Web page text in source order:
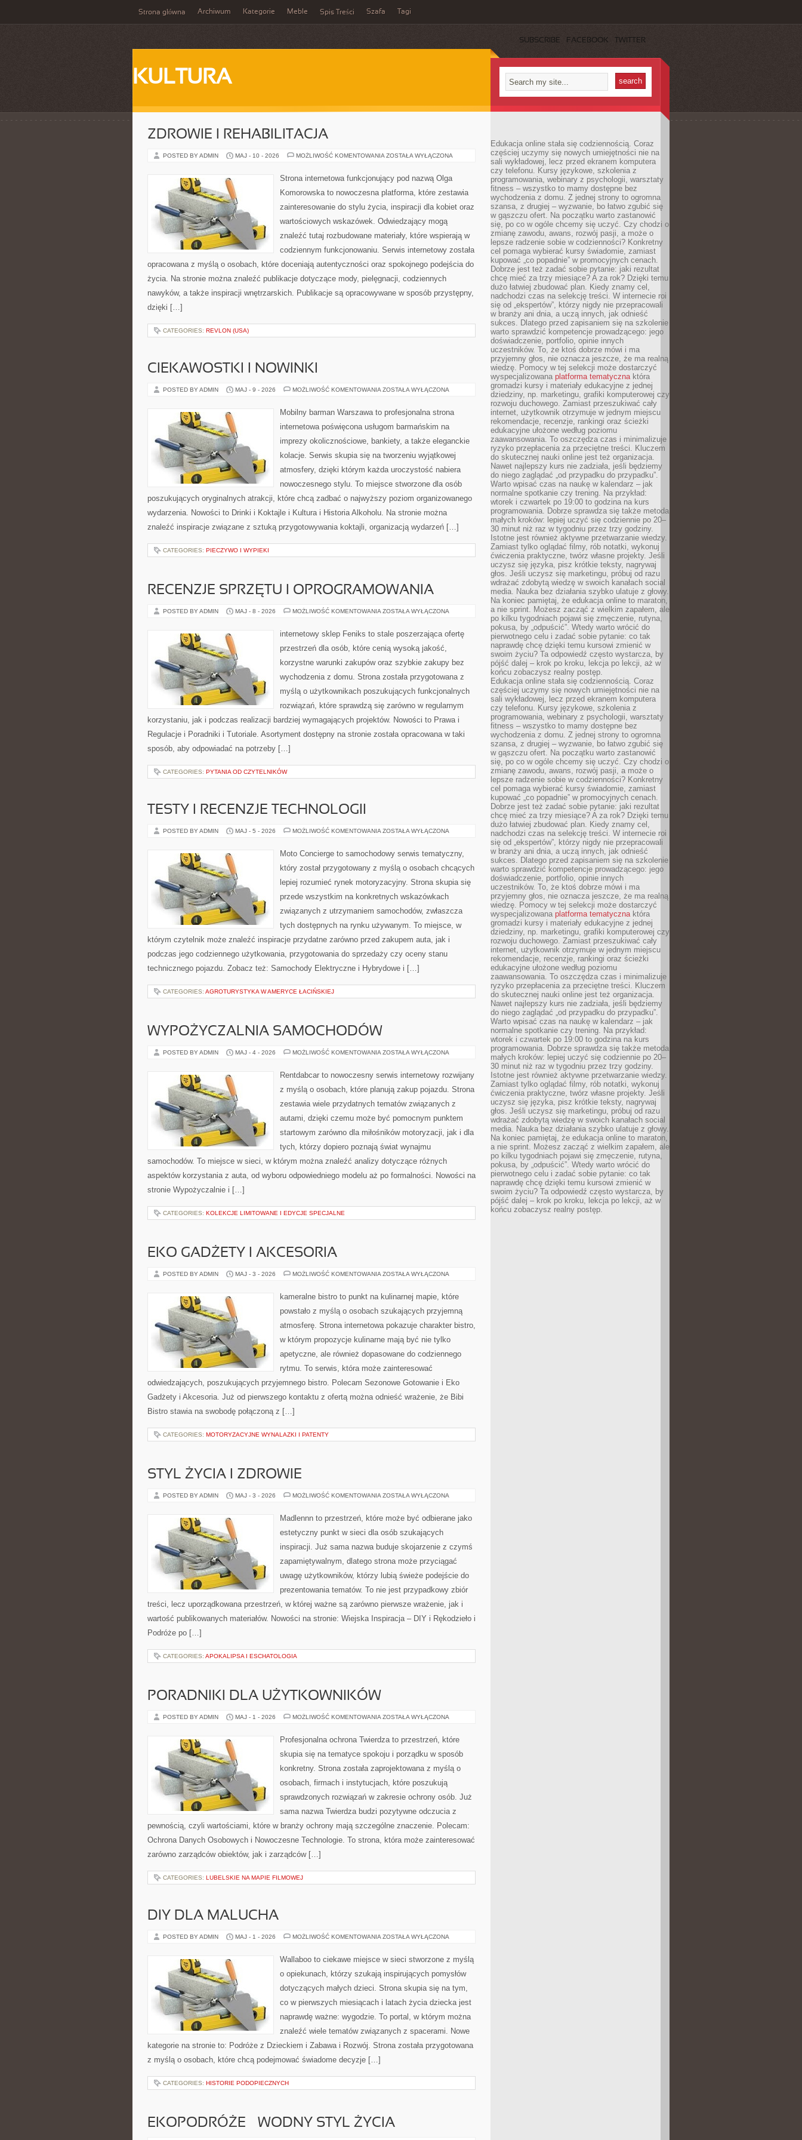
Strona główna Archiwum Kategorie Meble Spis Treści Szafa Tagi
SUBSCRIBE FACEBOOK TWITTER
KULTURA
ZDROWIE I REHABILITACJA
POSTED BY ADMIN MAJ - 10 - 2026 MOŻLIWOŚĆ KOMENTOWANIA ZDROWIE
ZOSTAŁA WYŁĄCZONA
Strona internetowa funkcjonujący pod nazwą Olga
Komorowska to nowoczesna platforma, które zestawia
zainteresowanie do stylu życia, inspiracji dla kobiet oraz
wartościowych wskazówek. Odwiedzający mogą
znaleźć tutaj rozbudowane materiały, które wspierają w
codziennym funkcjonowaniu. Serwis internetowy została
opracowana z myślą o osobach, które doceniają autentyczności oraz spokojnego podejścia do
życia. Na stronie można znaleźć publikacje dotyczące mody, pielęgnacji, codziennych
nawyków, a także inspiracji wnętrzarskich. Publikacje są opracowywane w sposób przystępny,
dzięki […]
CATEGORIES: REVLON (USA)
CIEKAWOSTKI I NOWINKI
POSTED BY ADMIN MAJ - 9 - 2026 MOŻLIWOŚĆ KOMENTOWANIA CIEKAWOSTKI
ZOSTAŁA WYŁĄCZONA
Mobilny barman Warszawa to profesjonalna strona
internetowa poświęcona usługom barmańskim na
imprezy okolicznościowe, bankiety, a także eleganckie
kolacje. Serwis skupia się na tworzeniu wyjątkowej
atmosfery, dzięki którym każda uroczystość nabiera
nowoczesnego stylu. To miejsce stworzone dla osób
poszukujących oryginalnych atrakcji, które chcą zadbać o najwyższy poziom organizowanego
wydarzenia. Nowości to Drinki i Koktajle i Kultura i Historia Alkoholu. Na stronie można
znaleźć inspiracje związane z sztuką przygotowywania koktajli, organizacją wydarzeń […]
CATEGORIES: PIECZYWO I WYPIEKI
RECENZJE SPRZĘTU I OPROGRAMOWANIA
POSTED BY ADMIN MAJ - 8 - 2026 MOŻLIWOŚĆ KOMENTOWANIA RECENZJE
OPROGRAMOWANIA
ZOSTAŁA WYŁĄCZONA
internetowy sklep Feniks to stale poszerzająca ofertę
przestrzeń dla osób, które cenią wysoką jakość,
korzystne warunki zakupów oraz szybkie zakupy bez
wychodzenia z domu. Strona została przygotowana z
myślą o użytkownikach poszukujących funkcjonalnych
rozwiązań, które sprawdzą się zarówno w regularnym
korzystaniu, jak i podczas realizacji bardziej wymagających projektów. Nowości to Prawa i
Regulacje i Poradniki i Tutoriale. Asortyment dostępny na stronie została opracowana w taki
sposób, aby odpowiadać na potrzeby […]
CATEGORIES: PYTANIA OD CZYTELNIKÓW
TESTY I RECENZJE TECHNOLOGII
POSTED BY ADMIN MAJ - 5 - 2026 MOŻLIWOŚĆ KOMENTOWANIA TESTY
TECHNOLOGII
ZOSTAŁA WYŁĄCZONA
Moto Concierge to samochodowy serwis tematyczny,
który został przygotowany z myślą o osobach chcących
lepiej rozumieć rynek motoryzacyjny. Strona skupia się
przede wszystkim na konkretnych wskazówkach
związanych z utrzymaniem samochodów, zwłaszcza
tych dostępnych na rynku używanym. To miejsce, w
którym czytelnik może znaleźć inspiracje przydatne zarówno przed zakupem auta, jak i
podczas jego codziennego użytkowania, przygotowania do sprzedaży czy oceny stanu
technicznego pojazdu. Zobacz też: Samochody Elektryczne i Hybrydowe i […]
CATEGORIES: AGROTURYSTYKA W AMERYCE ŁACIŃSKIEJ
WYPOŻYCZALNIA SAMOCHODÓW
POSTED BY ADMIN MAJ - 4 - 2026 MOŻLIWOŚĆ KOMENTOWANIA WYPOŻYCZALNIA
ZOSTAŁA WYŁĄCZONA
Rentdabcar to nowoczesny serwis internetowy rozwijany
z myślą o osobach, które planują zakup pojazdu. Strona
zestawia wiele przydatnych tematów związanych z
autami, dzięki czemu może być pomocnym punktem
startowym zarówno dla miłośników motoryzacji, jak i dla
tych, którzy dopiero poznają świat wynajmu
samochodów. To miejsce w sieci, w którym można znaleźć analizy dotyczące różnych
aspektów korzystania z auta, od wyboru odpowiedniego modelu aż po formalności. Nowości na
stronie Wypożyczalnie i […]
CATEGORIES: KOLEKCJE LIMITOWANE I EDYCJE SPECJALNE
EKO GADŻETY I AKCESORIA
POSTED BY ADMIN MAJ - 3 - 2026 MOŻLIWOŚĆ KOMENTOWANIA EKO
AKCESORIA
ZOSTAŁA WYŁĄCZONA
kameralne bistro to punkt na kulinarnej mapie, które
powstało z myślą o osobach szukających przyjemną
atmosferę. Strona internetowa pokazuje charakter bistro,
w którym propozycje kulinarne mają być nie tylko
apetyczne, ale również dopasowane do codziennego
rytmu. To serwis, która może zainteresować
odwiedzających, poszukujących przyjemnego bistro. Polecam Sezonowe Gotowanie i Eko
Gadżety i Akcesoria. Już od pierwszego kontaktu z ofertą można odnieść wrażenie, że Bibi
Bistro stawia na swobodę połączoną z […]
CATEGORIES: MOTORYZACYJNE WYNALAZKI I PATENTY
STYL ŻYCIA I ZDROWIE
POSTED BY ADMIN MAJ - 3 - 2026 MOŻLIWOŚĆ KOMENTOWANIA STYL
ZDROWIE
ZOSTAŁA WYŁĄCZONA
Madlennn to przestrzeń, które może być odbierane jako
estetyczny punkt w sieci dla osób szukających
inspiracji. Już sama nazwa buduje skojarzenie z czymś
zapamiętywalnym, dlatego strona może przyciągać
uwagę użytkowników, którzy lubią świeże podejście do
prezentowania tematów. To nie jest przypadkowy zbiór
treści, lecz uporządkowana przestrzeń, w której ważne są zarówno pierwsze wrażenie, jak i
wartość publikowanych materiałów. Nowości na stronie: Wiejska Inspiracja – DIY i Rękodzieło i
Podróże po […]
CATEGORIES: APOKALIPSA I ESCHATOLOGIA
PORADNIKI DLA UŻYTKOWNIKÓW
POSTED BY ADMIN MAJ - 1 - 2026 MOŻLIWOŚĆ KOMENTOWANIA PORADNIKI
ZOSTAŁA WYŁĄCZONA
Profesjonalna ochrona Twierdza to przestrzeń, które
skupia się na tematyce spokoju i porządku w sposób
konkretny. Strona została zaprojektowana z myślą o
osobach, firmach i instytucjach, które poszukują
sprawdzonych rozwiązań w zakresie ochrony osób. Już
sama nazwa Twierdza budzi pozytywne odczucia z
pewnością, czyli wartościami, które w branży ochrony mają szczególne znaczenie. Polecam:
Ochrona Danych Osobowych i Nowoczesne Technologie. To strona, która może zainteresować
zarówno zarządców obiektów, jak i zarządców […]
CATEGORIES: LUBELSKIE NA MAPIE FILMOWEJ
DIY DLA MALUCHA
POSTED BY ADMIN MAJ - 1 - 2026 MOŻLIWOŚĆ KOMENTOWANIA DIY
ZOSTAŁA WYŁĄCZONA
Wallaboo to ciekawe miejsce w sieci stworzone z myślą
o opiekunach, którzy szukają inspirujących pomysłów
dotyczących małych dzieci. Strona skupia się na tym,
co w pierwszych miesiącach i latach życia dziecka jest
naprawdę ważne: wygodzie. To portal, w którym można
znaleźć wiele tematów związanych z spacerami. Nowe
kategorie na stronie to: Podróże z Dzieckiem i Zabawa i Rozwój. Strona została przygotowana
z myślą o osobach, które chcą podejmować świadome decyzje […]
CATEGORIES: HISTORIE PODOPIECZNYCH
EKOPODRÓŻE – WODNY STYL ŻYCIA
Edukacja online stała się codziennością. Coraz
częściej uczymy się nowych umiejętności nie na
sali wykładowej, lecz przed ekranem komputera
czy telefonu. Kursy językowe, szkolenia z
programowania, webinary z psychologii, warsztaty
fitness – wszystko to mamy dostępne bez
wychodzenia z domu. Z jednej strony to ogromna
szansa, z drugiej – wyzwanie, bo łatwo zgubić się
w gąszczu ofert. Na początku warto zastanowić
się, po co w ogóle chcemy się uczyć. Czy chodzi o
zmianę zawodu, awans, rozwój pasji, a może o
lepsze radzenie sobie w codzienności? Konkretny
cel pomaga wybierać kursy świadomie, zamiast
kupować „co popadnie” w promocyjnych cenach.
Dobrze jest też zadać sobie pytanie: jaki rezultat
chcę mieć za trzy miesiące? A za rok? Dzięki temu
dużo łatwiej zbudować plan. Kiedy znamy cel,
nadchodzi czas na selekcję treści. W internecie roi
się od „ekspertów”, którzy nigdy nie przepracowali
w branży ani dnia, a uczą innych, jak odnieść
sukces. Dlatego przed zapisaniem się na szkolenie
warto sprawdzić kompetencje prowadzącego: jego
doświadczenie, portfolio, opinie innych
uczestników. To, że ktoś dobrze mówi i ma
przyjemny głos, nie oznacza jeszcze, że ma realną
wiedzę. Pomocy w tej selekcji może dostarczyć
wyspecjalizowana platforma tematycznaktóra
gromadzi kursy i materiały edukacyjne z jednej
dziedziny, np. marketingu, grafiki komputerowej czy
rozwoju duchowego. Zamiast przeszukiwać cały
internet, użytkownik otrzymuje w jednym miejscu
rekomendacje, recenzje, rankingi oraz ścieżki
edukacyjne ułożone według poziomu
zaawansowania. To oszczędza czas i minimalizuje
ryzyko przepłacenia za przeciętne treści. Kluczem
do skutecznej nauki online jest też organizacja.
Nawet najlepszy kurs nie zadziała, jeśli będziemy
do niego zaglądać „od przypadku do przypadku”.
Warto wpisać czas na naukę w kalendarz – jak
normalne spotkanie czy trening. Na przykład:
wtorek i czwartek po 19:00 to godzina na kurs
programowania. Dobrze sprawdza się także metoda
małych kroków: lepiej uczyć się codziennie po 20–
30 minut niż raz w tygodniu przez trzy godziny.
Istotne jest również aktywne przetwarzanie wiedzy.
Zamiast tylko oglądać filmy, rób notatki, wykonuj
ćwiczenia praktyczne, twórz własne projekty. Jeśli
uczysz się języka, pisz krótkie teksty, nagrywaj
głos. Jeśli uczysz się marketingu, próbuj od razu
wdrażać zdobytą wiedzę w swoich kanałach social
media. Nauka bez działania szybko ulatuje z głowy.
Na koniec pamiętaj, że edukacja online to maraton,
a nie sprint. Możesz zacząć z wielkim zapałem, ale
po kilku tygodniach pojawi się zmęczenie, rutyna,
pokusa, by „odpuścić”. Wtedy warto wrócić do
pierwotnego celu i zadać sobie pytanie: co tak
naprawdę chcę dzięki temu kursowi zmienić w
swoim życiu? Ta odpowiedź często wystarcza, by
pójść dalej – krok po kroku, lekcja po lekcji, aż w
końcu zobaczysz realny postęp.
Edukacja online stała się codziennością. Coraz
częściej uczymy się nowych umiejętności nie na
sali wykładowej, lecz przed ekranem komputera
czy telefonu. Kursy językowe, szkolenia z
programowania, webinary z psychologii, warsztaty
fitness – wszystko to mamy dostępne bez
wychodzenia z domu. Z jednej strony to ogromna
szansa, z drugiej – wyzwanie, bo łatwo zgubić się
w gąszczu ofert. Na początku warto zastanowić
się, po co w ogóle chcemy się uczyć. Czy chodzi o
zmianę zawodu, awans, rozwój pasji, a może o
lepsze radzenie sobie w codzienności? Konkretny
cel pomaga wybierać kursy świadomie, zamiast
kupować „co popadnie” w promocyjnych cenach.
Dobrze jest też zadać sobie pytanie: jaki rezultat
chcę mieć za trzy miesiące? A za rok? Dzięki temu
dużo łatwiej zbudować plan. Kiedy znamy cel,
nadchodzi czas na selekcję treści. W internecie roi
się od „ekspertów”, którzy nigdy nie przepracowali
w branży ani dnia, a uczą innych, jak odnieść
sukces. Dlatego przed zapisaniem się na szkolenie
warto sprawdzić kompetencje prowadzącego: jego
doświadczenie, portfolio, opinie innych
uczestników. To, że ktoś dobrze mówi i ma
przyjemny głos, nie oznacza jeszcze, że ma realną
wiedzę. Pomocy w tej selekcji może dostarczyć
wyspecjalizowana platforma tematycznaktóra
gromadzi kursy i materiały edukacyjne z jednej
dziedziny, np. marketingu, grafiki komputerowej czy
rozwoju duchowego. Zamiast przeszukiwać cały
internet, użytkownik otrzymuje w jednym miejscu
rekomendacje, recenzje, rankingi oraz ścieżki
edukacyjne ułożone według poziomu
zaawansowania. To oszczędza czas i minimalizuje
ryzyko przepłacenia za przeciętne treści. Kluczem
do skutecznej nauki online jest też organizacja.
Nawet najlepszy kurs nie zadziała, jeśli będziemy
do niego zaglądać „od przypadku do przypadku”.
Warto wpisać czas na naukę w kalendarz – jak
normalne spotkanie czy trening. Na przykład:
wtorek i czwartek po 19:00 to godzina na kurs
programowania. Dobrze sprawdza się także metoda
małych kroków: lepiej uczyć się codziennie po 20–
30 minut niż raz w tygodniu przez trzy godziny.
Istotne jest również aktywne przetwarzanie wiedzy.
Zamiast tylko oglądać filmy, rób notatki, wykonuj
ćwiczenia praktyczne, twórz własne projekty. Jeśli
uczysz się języka, pisz krótkie teksty, nagrywaj
głos. Jeśli uczysz się marketingu, próbuj od razu
wdrażać zdobytą wiedzę w swoich kanałach social
media. Nauka bez działania szybko ulatuje z głowy.
Na koniec pamiętaj, że edukacja online to maraton,
a nie sprint. Możesz zacząć z wielkim zapałem, ale
po kilku tygodniach pojawi się zmęczenie, rutyna,
pokusa, by „odpuścić”. Wtedy warto wrócić do
pierwotnego celu i zadać sobie pytanie: co tak
naprawdę chcę dzięki temu kursowi zmienić w
swoim życiu? Ta odpowiedź często wystarcza, by
pójść dalej – krok po kroku, lekcja po lekcji, aż w
końcu zobaczysz realny postęp.